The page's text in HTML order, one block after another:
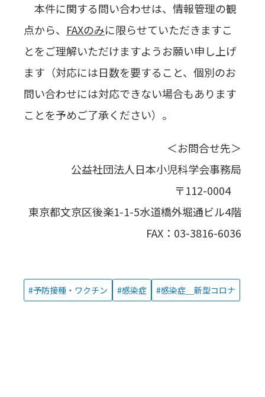
本件に関する問い合わせは、情報管理の観
点から、 FAXのみに限らせていただきますこ
とをご理解いただけますようお願い申し上げ
ます（対応には日数を要すること、個別のお
問い合わせには対応できない場合もあります
ことを予めご了承ください）。
＜お問合せ先＞
公益社団法人日本小児科学会事務局
〒112-0004
東京都文京区後楽1-1-5水道橋外堀通ビル4階
FAX：03-3816-6036
予防接種・ワクチン 感染症 感染症＿新型コロナ